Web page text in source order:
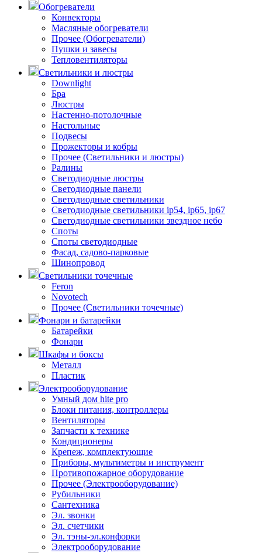
Обогреватели
Конвекторы
Масляные обогреватели
Прочее (Обогреватели)
Пушки и завесы
Тепловентиляторы
Светильники и люстры
Downlight
Бра
Люстры
Настенно-потолочные
Настольные
Подвесы
Прожекторы и кобры
Прочее (Светильники и люстры)
Ралины
Светодиодные люстры
Светодиодные панели
Светодиодные светильники
Светодиодные светильники ip54, ip65, ip67
Светодиодные светильники звездное небо
Споты
Споты светодиодные
Фасад, садово-парковые
Шинопровод
Светильники точечные
Feron
Novotech
Прочее (Светильники точечные)
Фонари и батарейки
Батарейки
Фонари
Шкафы и боксы
Металл
Пластик
Электрооборудование
Умный дом hite pro
Блоки питания, контроллеры
Вентиляторы
Запчасти к технике
Кондиционеры
Крепеж, комплектующие
Приборы, мультиметры и инструмент
Противопожарное оборудование
Прочее (Электрооборудование)
Рубильники
Сантехника
Эл. звонки
Эл. счетчики
Эл. тэны-эл.конфорки
Электрооборудование